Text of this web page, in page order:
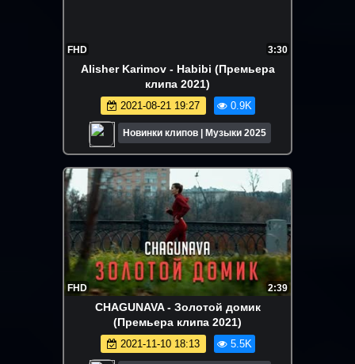
FHD 3:30
Alisher Karimov - Habibi (Премьера
клипа 2021)
2021-08-21 19:27 0.9K
Новинки клипов | Музыки 2025
FHD 2:39
CHAGUNAVA - Золотой домик
(Премьера клипа 2021)
2021-11-10 18:13 5.5K